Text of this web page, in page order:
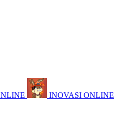
INOVASI ONLINE